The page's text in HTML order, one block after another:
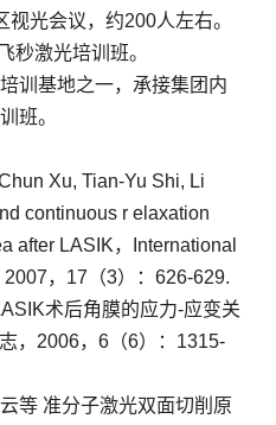
光会议，约200人左右。
激光培训班。
训基地之一，承接集团内
班。
Xu, Tian-Yu Shi, Li
continuous r elaxation
after LASIK，International
，17（3）：626-629.
术后角膜的应力-应变关
，2006，6（6）：1315-
等 准分子激光双面切削原